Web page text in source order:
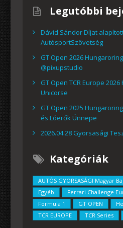
Legutóbbi
Dávid Sándor Díjat
AutósportSzövetség
GT Open 2026
@pixupstudio
GT Open TCR Europe
Unicorse
GT Open 2025
és Lóerők Ünnepe
2026.04.28 Gyorsasági
Kategóriák
AUTÓS GYORSASÁGI Magyar
Egyéb
Ferrari Challenge
Formula 1
GT OPEN
TCR EUROPE
TCR Series